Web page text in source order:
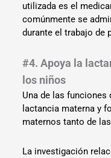
utilizada es el
comúnmente se
durante el trabajo de
#4. Apoya la
los niños
Una de las
lactancia materna y
maternos tanto de
La investigación